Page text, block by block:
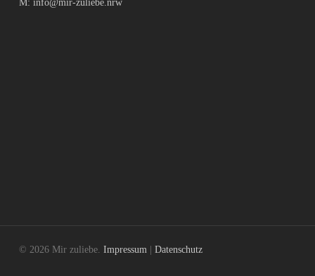
M: info@mir-zuliebe.nrw
© 2026 Mir zuliebe. Impressum| Datenschutz